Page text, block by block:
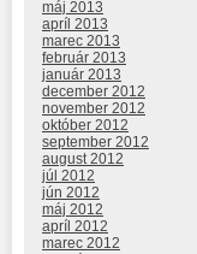
máj 2013
apríl 2013
marec 2013
február 2013
január 2013
december 2012
november 2012
október 2012
september 2012
august 2012
júl 2012
jún 2012
máj 2012
apríl 2012
marec 2012